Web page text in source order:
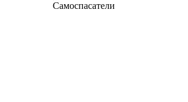
Самоспасатели